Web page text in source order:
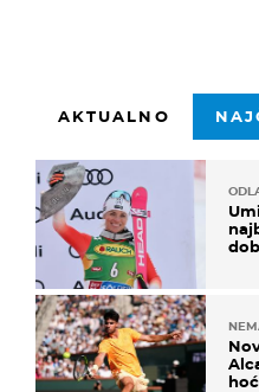
AKTUALNO